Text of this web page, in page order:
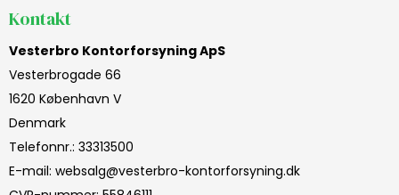
Kontakt
Vesterbro Kontorforsyning ApS
Vesterbrogade 66
1620 København V
Denmark
Telefonnr.: 33313500
E-mail: websalg@vesterbro-kontorforsyning.dk